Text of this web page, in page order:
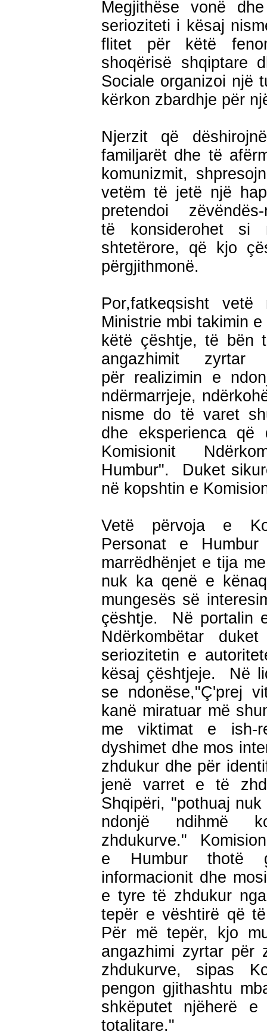
Megjithëse vonë
serioziteti i kësaj
flitet për këtë
shoqërisë shqiptare
Sociale organizoi një
kërkon zbardhje për
Njerzit që
familjarët dhe të
komunizmit,
vetëm të jetë një
pretendoi
të konsiderohet si
shtetërore, që kjo
përgjithmonë.
Por,fatkeqsisht
Ministrie mbi takimin
këtë çështje, të bën
angazhimit zyrtar
për realizimin e
ndërmarrjeje,
nisme do të varet
dhe eksperienca
Komisionit
Humbur". Duket
në kopshtin e
Vetë përvoja e
Personat e
marrëdhënjet e tija
nuk ka qenë e
mungesës së
çështje. Në portalin
Ndërkombëtar
seriozitetin e
kësaj çështjeje. Në
se ndonëse,"Ç'prej
kanë miratuar më
me viktimat e ish-
dyshimet dhe mos
zhdukur dhe për
jenë varret e të
Shqipëri, "pothuaj
ndonjë ndihmë
zhdukurve."
e Humbur thotë
informacionit dhe
e tyre të zhdukur
tepër e vështirë që
Për më tepër, kjo
angazhimi zyrtar për
zhdukurve, sipas
pengon gjithashtu
shkëputet njëherë
totalitare."